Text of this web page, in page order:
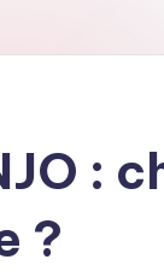
:
?